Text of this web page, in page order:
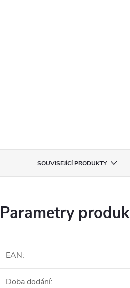
SOUVISEJÍCÍ PRODUKTY
Parametry
EAN:
Doba dodání: